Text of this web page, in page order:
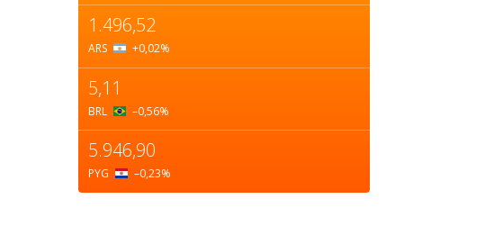
1.496,52
ARS +0,02%
5,11
BRL –0,56%
5.946,90
PYG –0,23%